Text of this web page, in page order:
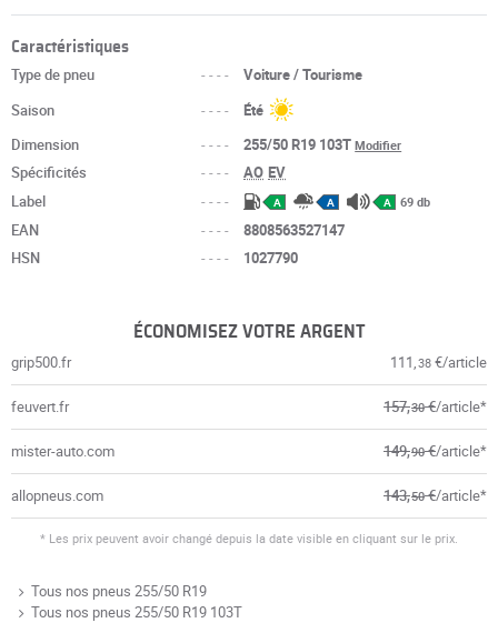
Caractéristiques
Type de pneu ----
Voiture / Tourisme
Saison
----
Été
Dimension
---- 255/50 R19 103TModifier
Spécificités ---- AO EV
Label
---- A A A 69 db
EAN ----
8808563527147
HSN
---- 1027790
ÉCONOMISEZ VOTRE ARGENT
grip500.fr 111,38 €/article
feuvert.fr 157,30€/article*
mister-auto.com 149,90€/article*
allopneus.com 143,50€/article*
* Les prix peuvent avoir changé depuis la date visible en cliquant sur le prix.
Tous nos pneus 255/50 R19
Tous nos pneus 255/50 R19 103T